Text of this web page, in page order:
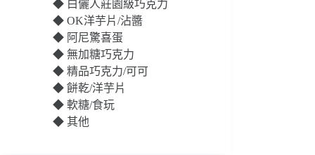
◆ 白儷人莊園級巧克力
◆ OK洋芋片/沾醬
◆ 阿尼驚喜蛋
◆ 無加糖巧克力
◆ 精品巧克力/可可
◆ 餅乾/洋芋片
◆ 軟糖/食玩
◆ 其他